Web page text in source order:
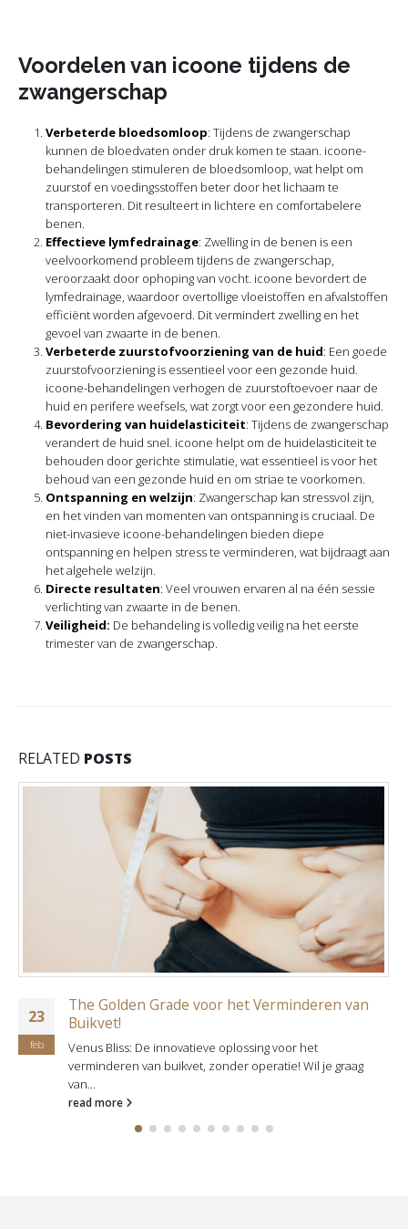
Voordelen van icoone tijdens de
zwangerschap
Verbeterde bloedsomloop: Tijdens de zwangerschap
kunnen de bloedvaten onder druk komen te staan. icoone-
behandelingen stimuleren de bloedsomloop, wat helpt om
zuurstof en voedingsstoffen beter door het lichaam te
transporteren. Dit resulteert in lichtere en comfortabelere
benen.
Effectieve lymfedrainage: Zwelling in de benen is een
veelvoorkomend probleem tijdens de zwangerschap,
veroorzaakt door ophoping van vocht. icoone bevordert de
lymfedrainage, waardoor overtollige vloeistoffen en afvalstoffen
efficiënt worden afgevoerd. Dit vermindert zwelling en het
gevoel van zwaarte in de benen.
Verbeterde zuurstofvoorziening van de huid: Een goede
zuurstofvoorziening is essentieel voor een gezonde huid.
icoone-behandelingen verhogen de zuurstoftoevoer naar de
huid en perifere weefsels, wat zorgt voor een gezondere huid.
Bevordering van huidelasticiteit: Tijdens de zwangerschap
verandert de huid snel. icoone helpt om de huidelasticiteit te
behouden door gerichte stimulatie, wat essentieel is voor het
behoud van een gezonde huid en om striae te voorkomen.
Ontspanning en welzijn: Zwangerschap kan stressvol zijn,
en het vinden van momenten van ontspanning is cruciaal. De
niet-invasieve icoone-behandelingen bieden diepe
ontspanning en helpen stress te verminderen, wat bijdraagt aan
het algehele welzijn.
Directe resultaten: Veel vrouwen ervaren al na één sessie
verlichting van zwaarte in de benen.
Veiligheid: De behandeling is volledig veilig na het eerste
trimester van de zwangerschap.
RELATED POSTS
23
feb
The Golden Grade voor het Verminderen van
Buikvet!
Venus Bliss: De innovatieve oplossing voor het
verminderen van buikvet, zonder operatie! Wil je graag
van...
read more